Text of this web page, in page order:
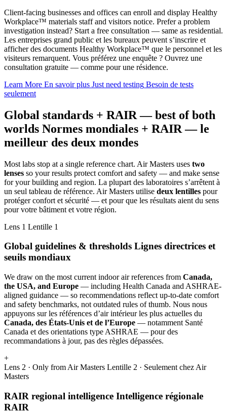
Client-facing businesses and offices can enroll and display Healthy
Workplace™ materials staff and visitors notice. Prefer a problem
investigation instead? Start a free consultation — same as residential.
Les entreprises grand public et les bureaux peuvent s’inscrire et
afficher des documents Healthy Workplace™ que le personnel et les
visiteurs remarquent. Vous préférez une enquête ? Ouvrez une
consultation gratuite — comme pour une résidence.
Learn More En savoir plus Just need testing Besoin de tests
seulement
Global standards + RAIR — best of both
worlds Normes mondiales + RAIR — le
meilleur des deux mondes
Most labs stop at a single reference chart. Air Masters uses two
lenses so your results protect comfort and safety — and make sense
for your building and region. La plupart des laboratoires s’arrêtent à
un seul tableau de référence. Air Masters utilise deux lentilles pour
protéger confort et sécurité — et pour que les résultats aient du sens
pour votre bâtiment et votre région.
Lens 1 Lentille 1
Global guidelines & thresholds Lignes directrices et
seuils mondiaux
We draw on the most current indoor air references from Canada,
the USA, and Europe — including Health Canada and ASHRAE-
aligned guidance — so recommendations reflect up-to-date comfort
and safety benchmarks, not outdated rules of thumb. Nous nous
appuyons sur les références d’air intérieur les plus actuelles du
Canada, des États-Unis et de l’Europe — notamment Santé
Canada et des orientations type ASHRAE — pour des
recommandations à jour, pas des règles dépassées.
+
Lens 2 · Only from Air Masters Lentille 2 · Seulement chez Air
Masters
RAIR regional intelligence Intelligence régionale
RAIR